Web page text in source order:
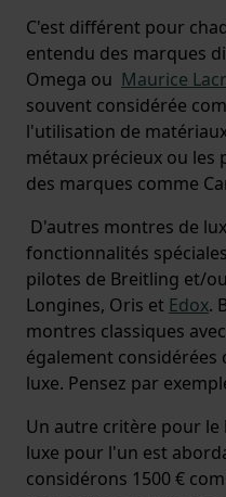
C'est différent pour
entendu des marques
Omega ou Maurice
souvent considérée
l'utilisation de
métaux précieux ou les
des marques comme
D'autres montres de
fonctionnalités
pilotes de Breitling et/
Longines, Oris et Edox.
montres classiques
également considérées
luxe. Pensez par
Un autre critère pour le
luxe pour l'un est
considérons 1500 €